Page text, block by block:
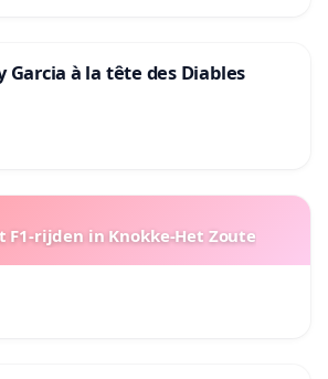
à la tête des Diables
F1-rijden in Knokke-Het Zoute